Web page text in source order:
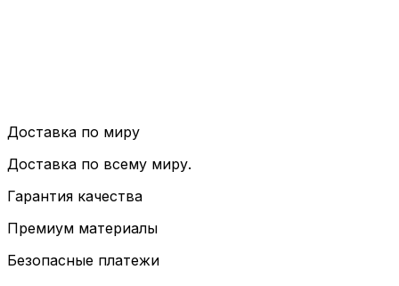
Доставка по миру
Доставка по всему миру.
Гарантия качества
Премиум материалы
Безопасные платежи